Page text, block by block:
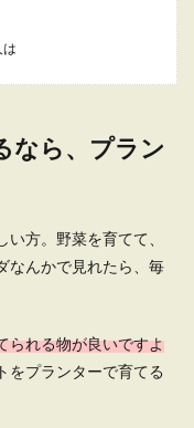
は狭いことも多く、調理器
りの方は多いと思いま
は、冷蔵庫や洗濯機などの
なら、プラン
方。野菜を育てて、
なんかで見れたら、毎
られる物が良いですよ
をプランターで育てる